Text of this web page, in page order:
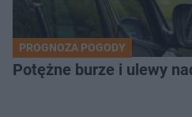
PROGNOZA POGODY
Potężne burze i ulewy